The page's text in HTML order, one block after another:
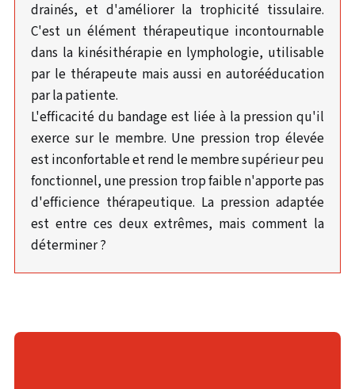
drainés, et d'améliorer la trophicité tissulaire.
C'est un élément thérapeutique incontournable
dans la kinésithérapie en lymphologie, utilisable
par le thérapeute mais aussi en autorééducation
par la patiente.
L'efficacité du bandage est liée à la pression qu'il
exerce sur le membre. Une pression trop élevée
est inconfortable et rend le membre supérieur peu
fonctionnel, une pression trop faible n'apporte pas
d'efficience thérapeutique. La pression adaptée
est entre ces deux extrêmes, mais comment la
déterminer ?